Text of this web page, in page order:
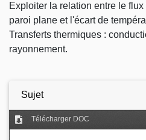
Exploiter la relation entre le
paroi plane et l'écart de
Transferts thermiques :
rayonnement.
Sujet